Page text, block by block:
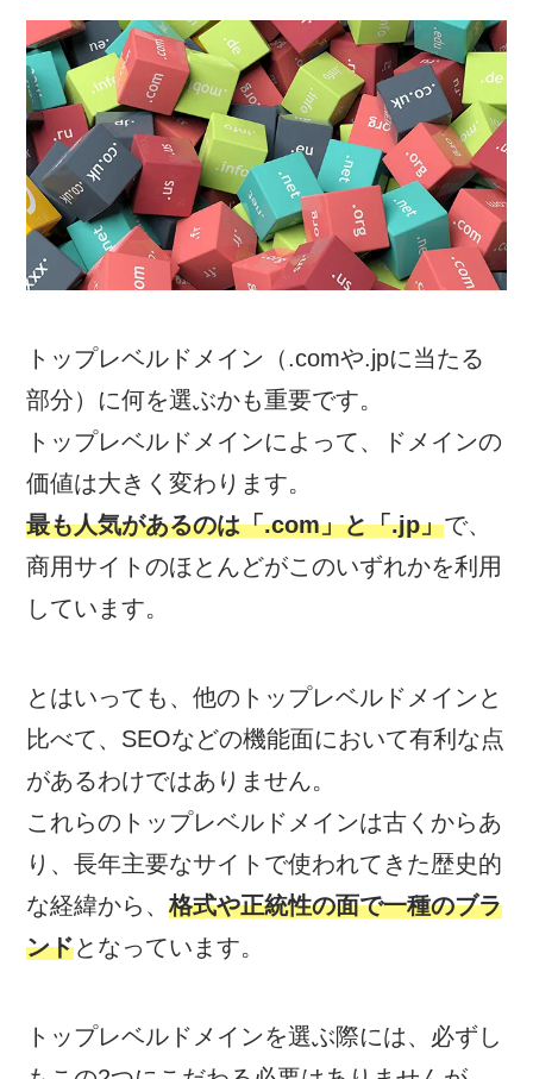
トップレベルドメイン（.comや.jpに当たる
部分）に何を選ぶかも重要です。
トップレベルドメインによって、ドメインの
価値は大きく変わります。
最も人気があるのは「.com」と「.jp」で、
商用サイトのほとんどがこのいずれかを利用
しています。
とはいっても、他のトップレベルドメインと
比べて、SEOなどの機能面において有利な点
があるわけではありません。
これらのトップレベルドメインは古くからあ
り、長年主要なサイトで使われてきた歴史的
な経緯から、格式や正統性の面で一種のブラ
ンドとなっています。
トップレベルドメインを選ぶ際には、必ずし